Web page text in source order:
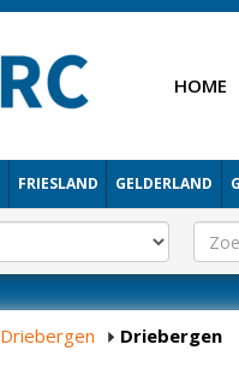
HOME
FRIESLAND GELDERLAND
Driebergen Driebergen